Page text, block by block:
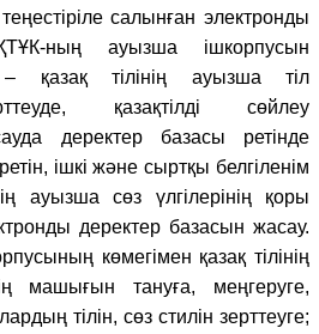
салынған электронды
ның ауызша ішкорпусын
қазақ тілінің ауызша тіл
қазақтілді сөйлеу
деректер базасы ретінде
ішкі және сыртқы белгіленім
ауызша сөз үлгілерінің қоры
деректер базасын жасау.
көмегімен қазақ тілінің
машығын тануға, меңгеруге,
тілін, сөз стилін зерттеуге;